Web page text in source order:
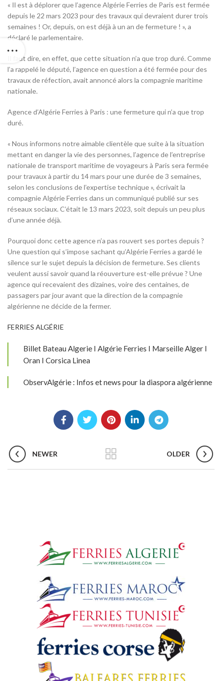
« Il est à déplorer que l’agence Algérie Ferries de Paris est fermée
depuis le 22 mars 2023 pour des travaux qui devraient durer trois
semaines ! Or, depuis, on est déjà à un an de fermeture ! », a
déclaré le parlementaire.
Il faut dire, en effet, que cette situation n’a que trop duré. Comme
l’a rappelé le député, l’agence en question a été fermée pour des
travaux de réfection, avait annoncé alors la compagnie maritime
nationale.
Agence d’Algérie Ferries à Paris : une fermeture qui n’a que trop
duré.
« Nous informons notre aimable clientèle que suite à la situation
mettant en danger la vie des personnes, l’agence de l’entreprise
nationale de transport maritime de voyageurs à Paris sera fermée
pour travaux à partir du 14 mars pour une durée de 3 semaines,
selon les conclusions de l’expertise technique », écrivait la
compagnie Algérie Ferries dans un communiqué publié sur ses
réseaux sociaux. C’était le 13 mars 2023, soit depuis un peu plus
d’une année déjà.
Pourquoi donc cette agence n’a pas rouvert ses portes depuis ?
Une question qui s’impose sachant qu’Algérie Ferries a gardé le
silence sur le sujet depuis la décision de fermeture. Ses clients
veulent aussi savoir quand la réouverture est-elle prévue ? Une
agence qui recevaient des dizaines, voire des centaines, de
passagers par jour avant que la direction de la compagnie
algérienne ne décide de la fermer.
FERRIES ALGÉRIE
Billet Bateau Algerie I Algérie Ferries I Marseille Alger I
Oran I Corsica Linea
ObservAlgérie : Infos et news pour la diaspora algérienne
NEWER OLDER